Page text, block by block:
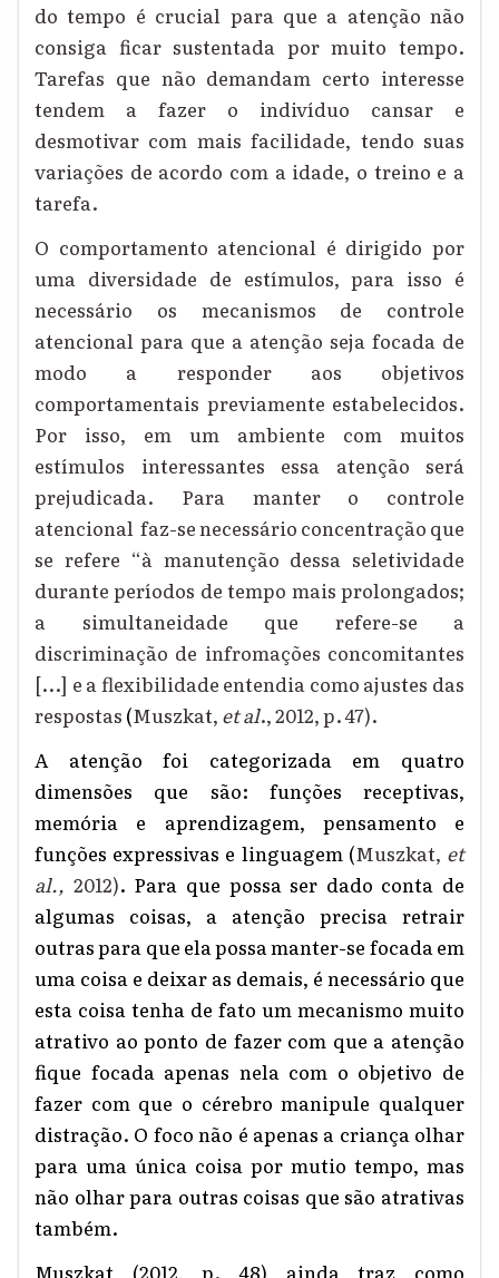
do tempo é crucial para que a atenção não
consiga ficar sustentada por muito tempo.
Tarefas que não demandam certo interesse
tendem a fazer o indivíduo cansar e
desmotivar com mais facilidade, tendo suas
variações de acordo com a idade, o treino e a
tarefa.
O comportamento atencional é dirigido por
uma diversidade de estímulos, para isso é
necessário os mecanismos de controle
atencional para que a atenção seja focada de
modo a responder aos objetivos
comportamentais previamente estabelecidos.
Por isso, em um ambiente com muitos
estímulos interessantes essa atenção será
prejudicada. Para manter o controle
atencional faz-se necessário concentração que
se refere “à manutenção dessa seletividade
durante períodos de tempo mais prolongados;
a simultaneidade que refere-se a
discriminação de infromações concomitantes
[...] e a flexibilidade entendia como ajustes das
respostas (Muszkat, et al.,2012, p. 47).
A atenção foi categorizada em quatro
dimensões que são: funções receptivas,
memória e aprendizagem, pensamento e
funções expressivas e linguagem (Muszkat, et
al., 2012). Para que possa ser dado conta de
algumas coisas, a atenção precisa retrair
outras para que ela possa manter-se focada em
uma coisa e deixar as demais, é necessário que
esta coisa tenha de fato um mecanismo muito
atrativo ao ponto de fazer com que a atenção
fique focada apenas nela com o objetivo de
fazer com que o cérebro manipule qualquer
distração. O foco não é apenas a criança olhar
para uma única coisa por mutio tempo, mas
não olhar para outras coisas que são atrativas
também.
Muszkat (2012, p. 48) ainda traz como